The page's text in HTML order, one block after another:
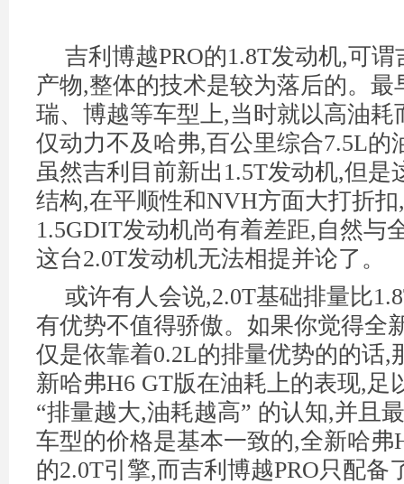
吉利博越PRO的1.8T发动机,可
产物,整体的技术是较为落后的。最
瑞、博越等车型上,当时就以高油耗
仅动力不及哈弗,百公里综合7.5L的
虽然吉利目前新出1.5T发动机,但是
结构,在平顺性和NVH方面大打折
1.5GDIT发动机尚有着差距,自然与
这台2.0T发动机无法相提并论了。
或许有人会说,2.0T基础排量比
有优势不值得骄傲。如果你觉得全
仅是依靠着0.2L的排量优势的的话,
新哈弗H6 GT版在油耗上的表现,足
“排量越大,油耗越高” 的认知,并且
车型的价格是基本一致的,全新哈弗
的2.0T引擎,而吉利博越PRO只配备